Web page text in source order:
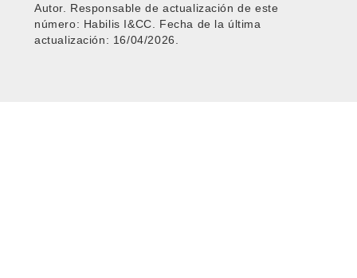
Autor. Responsable de actualización de este
número: Habilis I&CC. Fecha de la última
actualización: 16/04/2026.